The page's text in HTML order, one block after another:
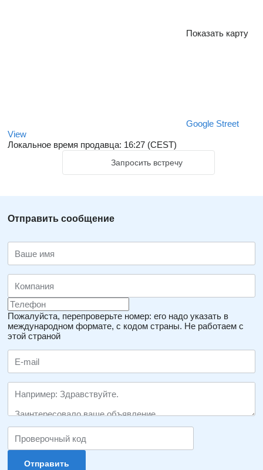
Показать карту
Google Street
View
Локальное время продавца: 16:27 (CEST)
Запросить встречу
Отправить сообщение
Пожалуйста, перепроверьте номер: его надо указать в
международном формате, с кодом страны. Не работаем с
этой страной